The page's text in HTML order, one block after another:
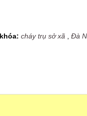
cháy trụ sở xã Đà